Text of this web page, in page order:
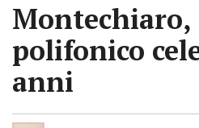
Montechiaro,
polifonico
anni